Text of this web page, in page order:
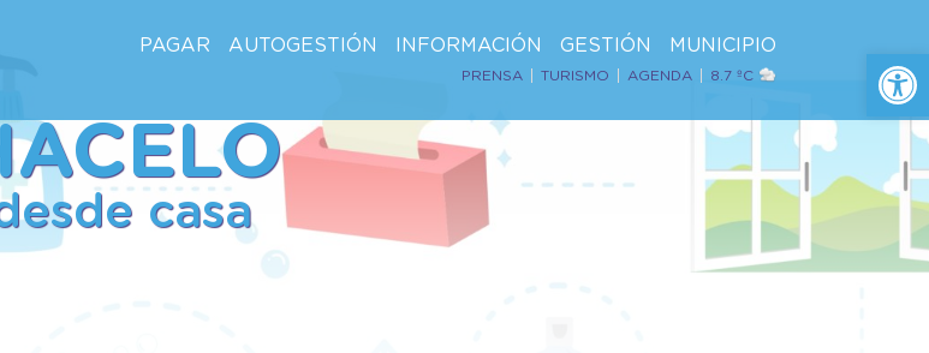
PAGAR AUTOGESTIÓN INFORMACIÓN GESTIÓN MUNICIPIO
PRENSA TURISMO AGENDA 8.7 ºC
casa